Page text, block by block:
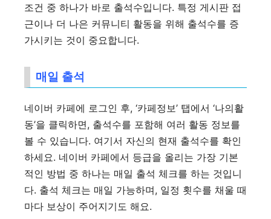
조건 중 하나가 바로 출석수입니다. 특정 게시판 접
근이나 더 나은 커뮤니티 활동을 위해 출석수를 증
가시키는 것이 중요합니다.
매일 출석
네이버 카페에 로그인 후, ‘카페정보’ 탭에서 ‘나의활
동’을 클릭하면, 출석수를 포함해 여러 활동 정보를
볼 수 있습니다. 여기서 자신의 현재 출석수를 확인
하세요. 네이버 카페에서 등급을 올리는 가장 기본
적인 방법 중 하나는 매일 출석 체크를 하는 것입니
다. 출석 체크는 매일 가능하며, 일정 횟수를 채울 때
마다 보상이 주어지기도 해요.